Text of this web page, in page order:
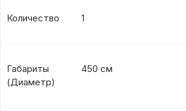
Количество 1
Габариты
(Диаметр)
450 см